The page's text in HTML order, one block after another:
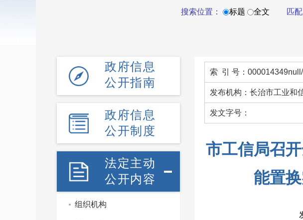
搜索位置： 标题 全文 匹配
政府信息
公开指南
政府信息
公开制度
法定主动
公开内容
组织机构
索 引 号：
发布机构：长治市工业和
发文字号：
市工信局召
能置